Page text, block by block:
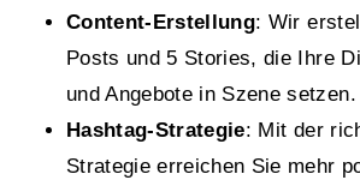
Content-Erstellung: Wir
Posts und 5 Stories, die Ihre
und Angebote in Szene setzen.
Hashtag-Strategie: Mit der
Strategie erreichen Sie mehr